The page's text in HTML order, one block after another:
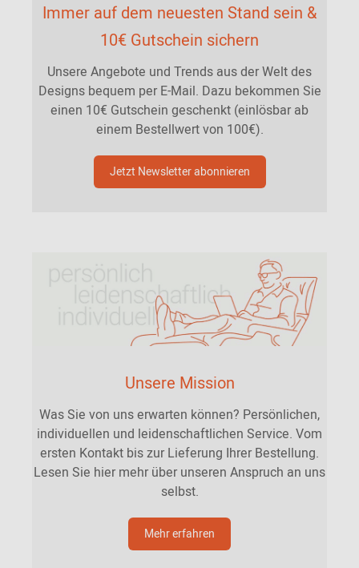
Immer auf dem neuesten Stand sein &
10€ Gutschein sichern
Unsere Angebote und Trends aus der Welt des
Designs bequem per E-Mail. Dazu bekommen Sie
einen 10€ Gutschein geschenkt (einlösbar ab
einem Bestellwert von 100€).
Jetzt Newsletter abonnieren
Unsere Mission
Was Sie von uns erwarten können? Persönlichen,
individuellen und leidenschaftlichen Service. Vom
ersten Kontakt bis zur Lieferung Ihrer Bestellung.
Lesen Sie hier mehr über unseren Anspruch an uns
selbst.
Mehr erfahren